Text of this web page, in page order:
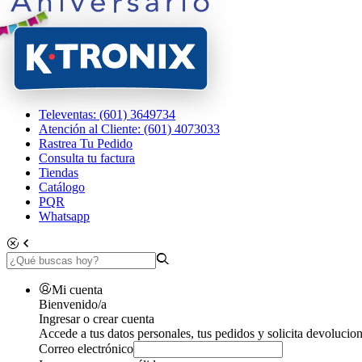
Televentas: (601) 3649734
Atención al Cliente: (601) 4073033
Rastrea Tu Pedido
Consulta tu factura
Tiendas
Catálogo
PQR
Whatsapp
Mi cuenta
Bienvenido/a
Ingresar o crear cuenta
Accede a tus datos personales, tus pedidos y solicita
Correo electrónico